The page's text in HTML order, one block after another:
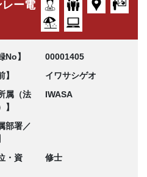
ー電
No】
00001405
】
イワサシゲオ
属（法
】
IWASA
部署／
・資
修士